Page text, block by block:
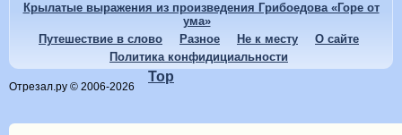
Крылатые выражения из произведения Грибоедова «Горе от
ума»
Путешествие в слово
Разное Не к месту
О сайте
Политика конфидициальности
Отрезал.ру © 2006-2026
Top